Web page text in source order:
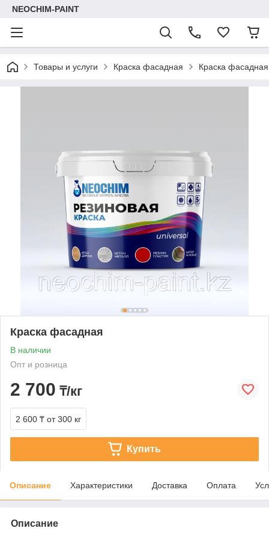
NEOCHIM-PAINT
Товары и услуги Краска фасадная Краска фасадная
Краска фасадная
В наличии
Опт и розница
2 700 ₸/кг
2 600 ₸ от 300 кг
Купить
Описание Характеристики Доставка Оплата
Описание